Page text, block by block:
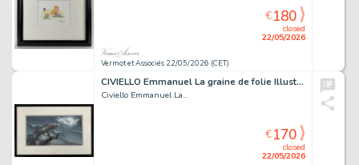
Vermot et Associés 22/05/2026 (CET)
closed
22/05/2026
€180
CIVIELLO Emmanuel La graine de folie Illustration pour...
Civiello Emmanuel La...
closed
22/05/2026
€170